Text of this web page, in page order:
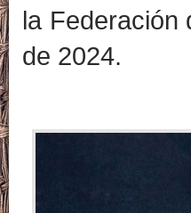
la Federación
de 2024.